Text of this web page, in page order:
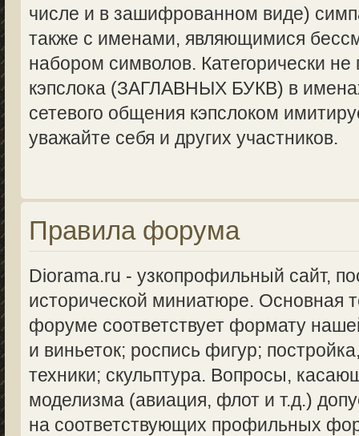
числе и в зашифрованном виде)
также с именами, являющимися
набором символов. Категорически не
кэпслока (ЗАГЛАВНЫХ БУКВ) в
сетевого общения кэпслоком
уважайте себя и других участников.
Правила форума
Diorama.ru - узкопрофильный сайт,
исторической миниатюре. Основная
форуме соответствует формату
и виньеток; роспись фигур;
техники; скульптура. Вопросы,
моделизма (авиация, флот и т.д.)
на соответствующих профильных